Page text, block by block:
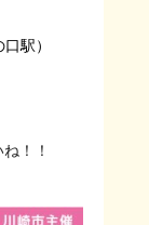
口駅）
！！